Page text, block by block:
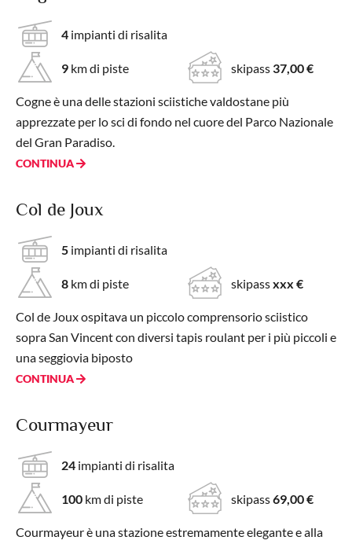
4 impianti di risalita
9 km di piste skipass 37,00 €
Cogne è una delle stazioni sciistiche valdostane più
apprezzate per lo sci di fondo nel cuore del Parco Nazionale
del Gran Paradiso.
CONTINUA
Col de Joux
5 impianti di risalita
8 km di piste skipassxxx €
Col de Joux ospitava un piccolo comprensorio sciistico
sopra San Vincent con diversi tapis roulant per i più piccoli e
una seggiovia biposto
CONTINUA
Courmayeur
24 impianti di risalita
100 km di piste skipass69,00 €
Courmayeur è una stazione estremamente elegante e alla